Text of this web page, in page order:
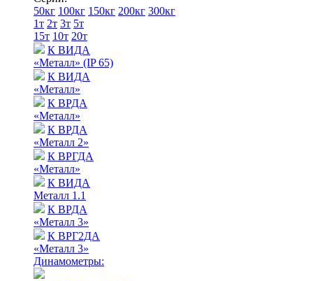
50кг 100кг 150кг 200кг 300кг
1т 2т 3т 5т
15т 10т 20т
К ВИДА
«Металл» (IP 65)
К ВИДА
«Металл»
К ВРДА
«Металл»
К ВРДА
«Металл 2»
К ВРГДА
«Металл»
К ВИДА
Металл 1.1
К ВРДА
«Металл 3»
К ВРГ2ДА
«Металл 3»
Динамометры: